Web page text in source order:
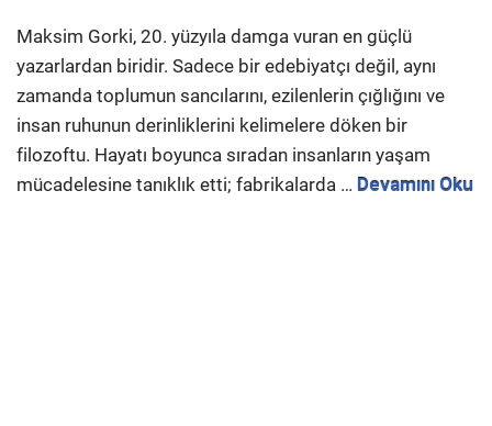
Maksim Gorki, 20. yüzyıla damga vuran en güçlü
yazarlardan biridir. Sadece bir edebiyatçı değil, aynı
zamanda toplumun sancılarını, ezilenlerin çığlığını ve
insan ruhunun derinliklerini kelimelere döken bir
filozoftu. Hayatı boyunca sıradan insanların yaşam
mücadelesine tanıklık etti; fabrikalarda … Devamını Oku